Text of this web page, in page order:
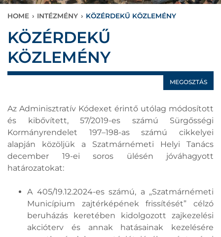
HOME › INTÉZMÉNY › KÖZÉRDEKŰ KÖZLEMÉNY
KÖZÉRDEKŰ
KÖZLEMÉNY
MEGOSZTÁS
Az Adminisztratív Kódexet érintő utólag módosított
és kibővített, 57/2019-es számú Sürgősségi
Kormányrendelet 197–198-as számú cikkelyei
alapján közöljük a Szatmárnémeti Helyi Tanács
december 19-ei soros ülésén jóváhagyott
határozatokat:
A 405/19.12.2024-es számú, a „Szatmárnémeti
Municípium zajtérképének frissítését” célzó
beruházás keretében kidolgozott zajkezelési
akcióterv és annak hatásainak kezelésére